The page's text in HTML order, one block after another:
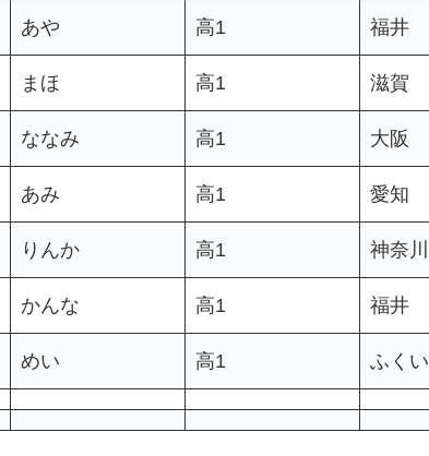
あや 高1 福井
まほ 高1 滋賀
ななみ 高1 大阪
あみ 高1 愛知
りんか 高1 神奈川
かんな 高1 福井
めい 高1 ふくい